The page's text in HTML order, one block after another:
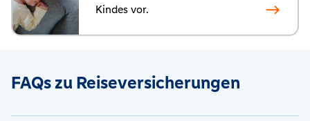
Kindes vor.
FAQs zu Reiseversicherungen